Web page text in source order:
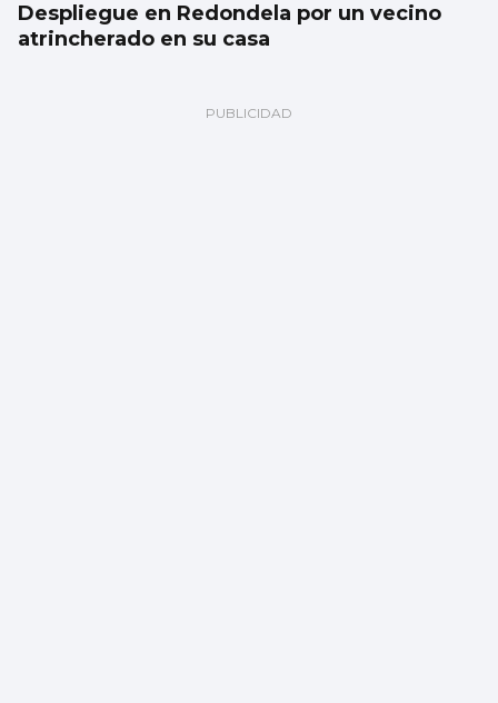
Despliegue en Redondela por un vecino
atrincherado en su casa